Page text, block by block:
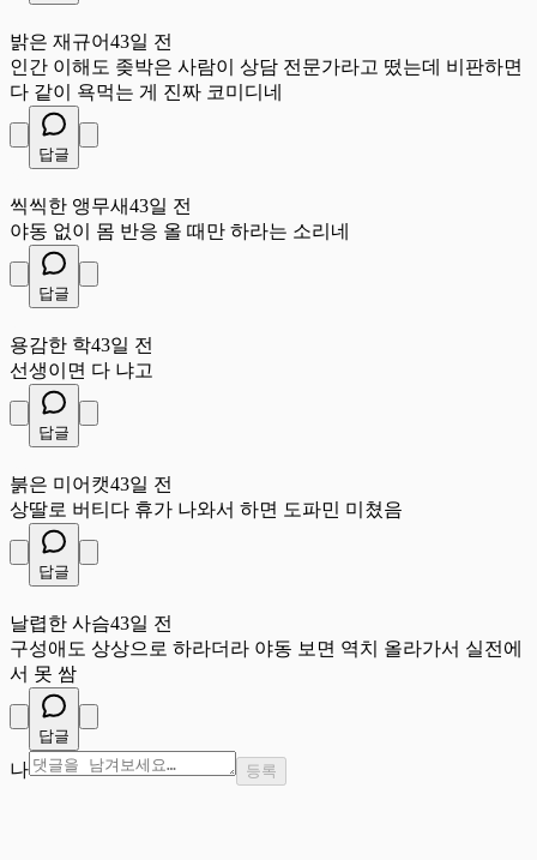
밝은 재규어43일 전
인간 이해도 좆박은 사람이 상담 전문가라고 떴는데 비판하면
다 같이 욕먹는 게 진짜 코미디네
답글
씩씩한 앵무새43일 전
야동 없이 몸 반응 올 때만 하라는 소리네
답글
용감한 학43일 전
선생이면 다 냐고
답글
붉은 미어캣43일 전
상딸로 버티다 휴가 나와서 하면 도파민 미쳤음
답글
날렵한 사슴43일 전
구성애도 상상으로 하라더라 야동 보면 역치 올라가서 실전에
서 못 쌈
답글
나 등록